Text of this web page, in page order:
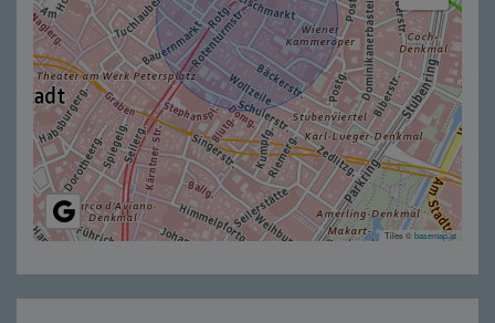
Tiles ©basemap.at